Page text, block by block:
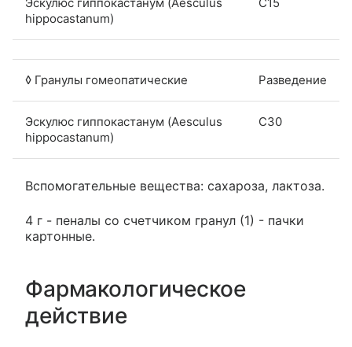
hippocastanum)
◊ Гранулы гомеопатические Разведение
Эскулюс гиппокастанум (Aesculus
hippocastanum)
C30
Вспомогательные вещества: сахароза, лактоза.
4 г - пеналы со счетчиком гранул (1) - пачки
картонные.
Фармакологическое
действие